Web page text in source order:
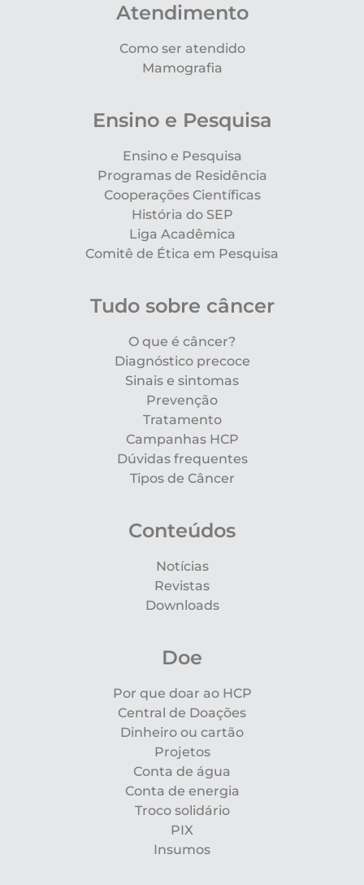
Atendimento
Como ser atendido
Mamografia
Ensino e Pesquisa
Ensino e Pesquisa
Programas de Residência
Cooperações Científicas
História do SEP
Liga Acadêmica
Comitê de Ética em Pesquisa
Tudo sobre câncer
O que é câncer?
Diagnóstico precoce
Sinais e sintomas
Prevenção
Tratamento
Campanhas HCP
Dúvidas frequentes
Tipos de Câncer
Conteúdos
Notícias
Revistas
Downloads
Doe
Por que doar ao HCP
Central de Doações
Dinheiro ou cartão
Projetos
Conta de água
Conta de energia
Troco solidário
PIX
Insumos